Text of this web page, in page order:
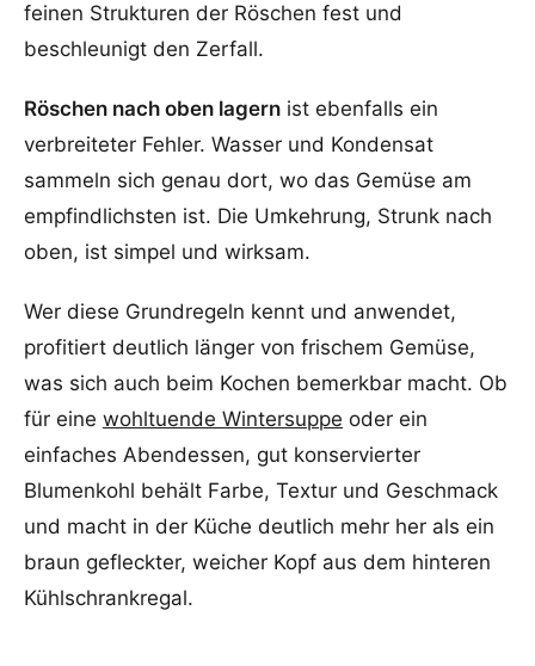
feinen Strukturen der Röschen fest und
beschleunigt den Zerfall.
Röschen nach oben lagern ist ebenfalls ein
verbreiteter Fehler. Wasser und Kondensat
sammeln sich genau dort, wo das Gemüse am
empfindlichsten ist. Die Umkehrung, Strunk nach
oben, ist simpel und wirksam.
Wer diese Grundregeln kennt und anwendet,
profitiert deutlich länger von frischem Gemüse,
was sich auch beim Kochen bemerkbar macht. Ob
für eine wohltuende Wintersuppe oder ein
einfaches Abendessen, gut konservierter
Blumenkohl behält Farbe, Textur und Geschmack
und macht in der Küche deutlich mehr her als ein
braun gefleckter, weicher Kopf aus dem hinteren
Kühlschrankregal.